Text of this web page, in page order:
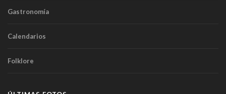
Gastronomía
Calendarios
Folklore